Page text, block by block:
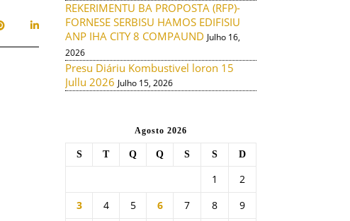
REKERIMENTU BA PROPOSTA (RFP)-
FORNESE SERBISU HAMOS EDIFISIU
ANP IHA CITY 8 COMPAUND Julho 16,
2026
Presu Diáriu Kombustivel loron 15
Jullu 2026 Julho 15, 2026
Agosto 2026
S T Q Q S S D
1
2
3
4 5 6 7 8
9